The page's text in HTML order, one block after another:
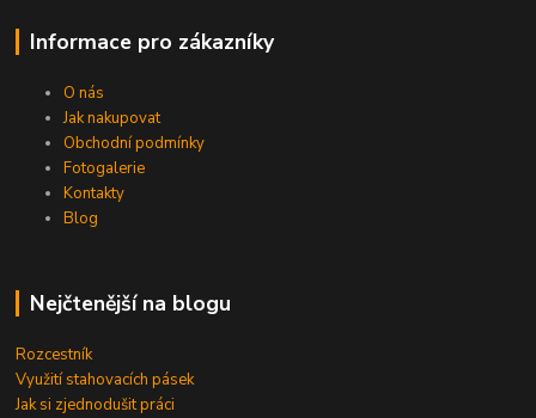
Informace pro zákazníky
O nás
Jak nakupovat
Obchodní podmínky
Fotogalerie
Kontakty
Blog
Nejčtenější na blogu
Rozcestník
Využití stahovacích pásek
Jak si zjednodušit práci